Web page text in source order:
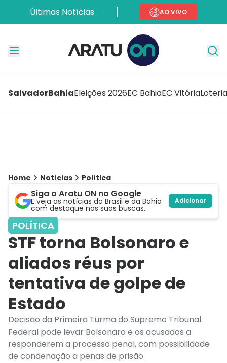
Últimas Notícias AO VIVO
SalvadorBahiaEleições 2026EC BahiaEC Vitória
Home Notícias Política
Siga o Aratu ON no Google
E veja as notícias do Brasil e da Bahia
com destaque nas suas buscas.
Adicionar
POLÍTICA
STF torna Bolsonaro e
aliados réus por
tentativa de golpe de
Estado
Decisão da Primeira Turma do Supremo Tribunal
Federal pode levar Bolsonaro e os acusados a
responderem a processo penal, com possibilidade
de condenação a penas de prisão